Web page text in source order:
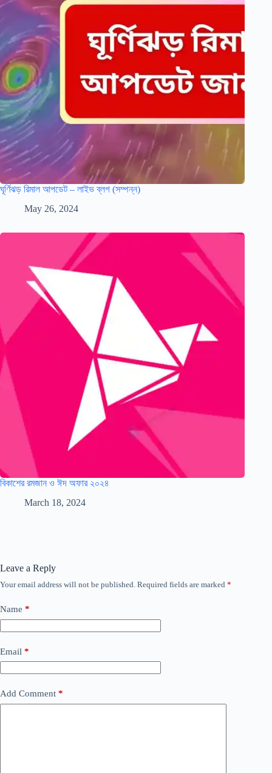
ঘূর্ণিঝড় রিমাল আপডেট – লাইভ ব্লগ (সম্পন্ন)
May 26, 2024
বিকাশের রমজান ও ঈদ অফার ২০২৪
March 18, 2024
Leave a Reply
Your email address will not be published. Required fields are marked *
Name *
Email *
Add Comment *